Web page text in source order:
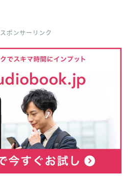
スポンサーリンク